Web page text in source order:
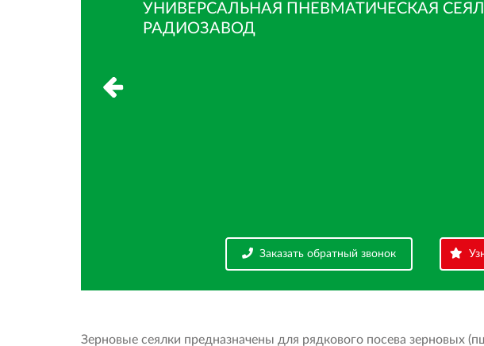
УНИВЕРСАЛЬНАЯ ПНЕВМАТИЧЕСКАЯ СЕЯЛКА
РАДИОЗАВОД
Заказать обратный звонок
Заказать обратный звонок
Зерновые сеялки предназначены для рядкового посева зерновых